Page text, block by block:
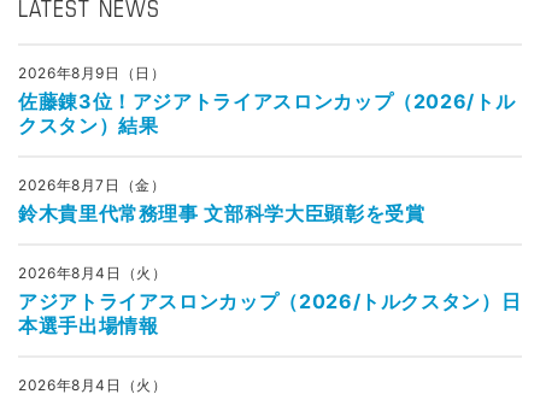
LATEST NEWS
2026年8月9日（日）
佐藤錬3位！アジアトライアスロンカップ（2026/トル
クスタン）結果
2026年8月7日（金）
鈴木貴里代常務理事 文部科学大臣顕彰を受賞
2026年8月4日（火）
アジアトライアスロンカップ（2026/トルクスタン）日
本選手出場情報
2026年8月4日（火）